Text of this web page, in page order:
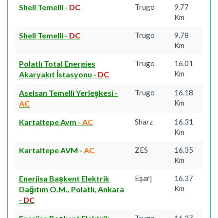
Shell Temelli - DC Trugo
9.77
Km
Shell Temelli - DC Trugo
9.78
Km
Polatlı Total Energies
Akaryakıt İstasyonu - DC
Trugo
16.01
Km
Aselsan Temelli Yerleşkesi -
AC
Trugo
16.18
Km
Kartaltepe Avm - AC Sharz
16.31
Km
Kartaltepe AVM - AC ZES
16.35
Km
Enerjisa Başkent Elektrik
Dağıtım O.M., Polatlı, Ankara
- DC
Eşarj
16.37
Km